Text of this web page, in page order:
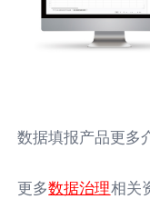
数据填报产品更多
更多数据治理相关